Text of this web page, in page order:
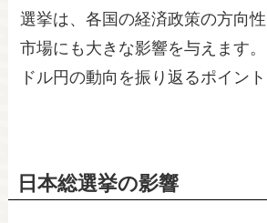
選挙は、各国の経済政策の方向
市場にも大きな影響を与えます
ドル円の動向を振り返るポイント
日本総選挙の影響